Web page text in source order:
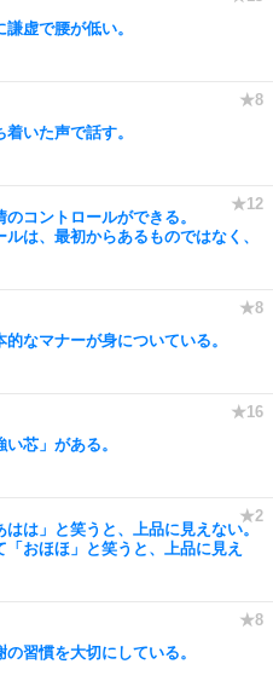
虚で腰が低い。
いた声で話す。
コントロールができる。
は、最初からあるものではなく、
なマナーが身についている。
芯」がある。
は」と笑うと、上品に見えない。
「おほほ」と笑うと、上品に見え
習慣を大切にしている。